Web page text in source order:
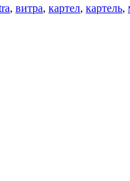
, витра, картел, картель,